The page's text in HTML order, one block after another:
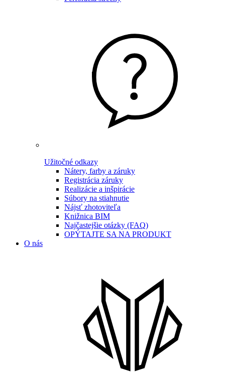
Užitočné odkazy
Nátery, farby a záruky
Registrácia záruky
Realizácie a inšpirácie
Súbory na stiahnutie
Nájsť zhotoviteľa
Knižnica BIM
Najčastejšie otázky (FAQ)
OPÝTAJTE SA NA PRODUKT
O nás